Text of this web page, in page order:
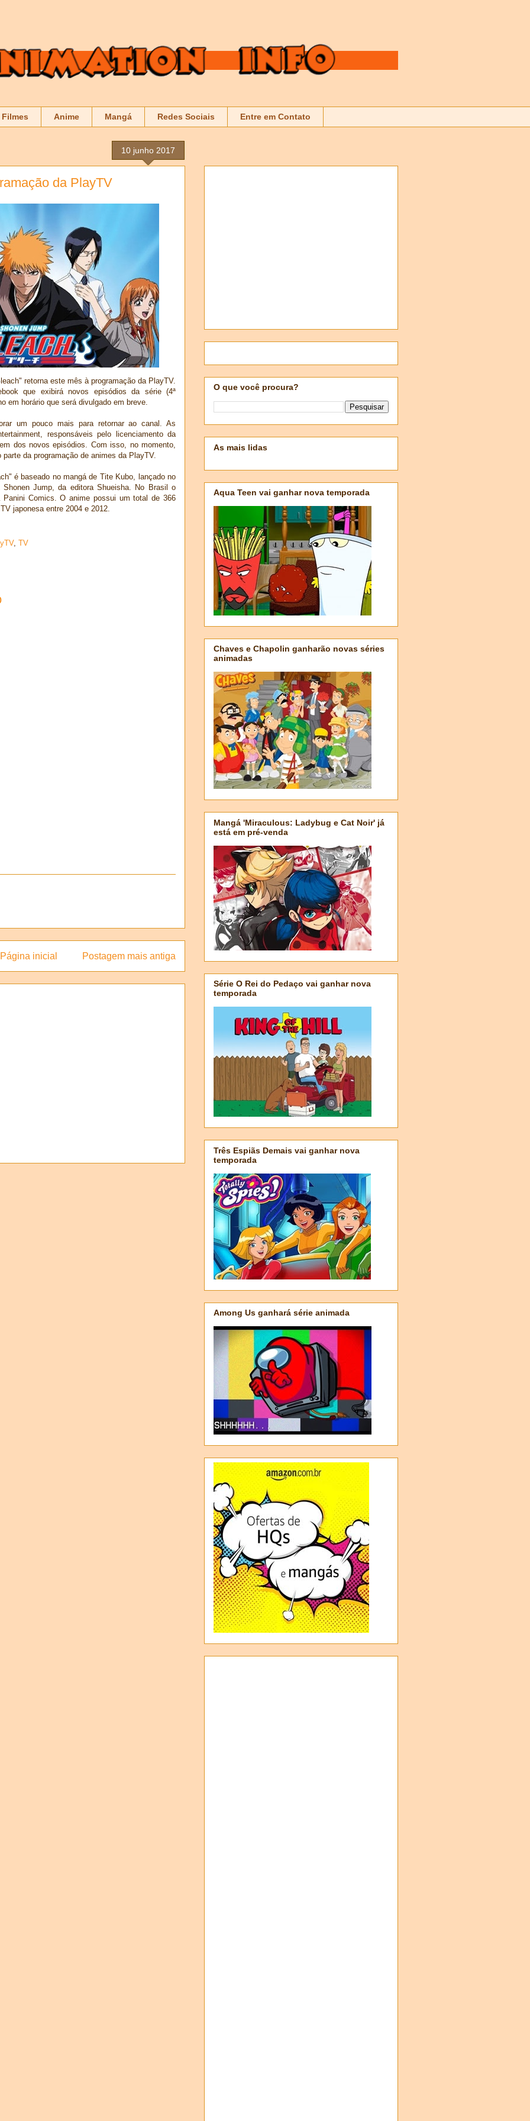
Filmes Anime Mangá Redes Sociais Entre em Contato
10 junho 2017
da PlayTV
retorna este mês à programação da PlayTV.
que exibirá novos episódios da série (4ª
em horário que será divulgado em breve.
um pouco mais para retornar ao canal. As
responsáveis pelo licenciamento da
dos novos episódios. Com isso, no momento,
da programação de animes da PlayTV.
é baseado no mangá de Tite Kubo, lançado no
Jump, da editora Shueisha. No Brasil o
Comics. O anime possui um total de 366
japonesa entre 2004 e 2012.
, TV
Postagem mais antiga
Página inicial
O que você procura?
As mais lidas
Aqua Teen vai ganhar nova temporada
Chaves e Chapolin ganharão novas séries
animadas
Mangá 'Miraculous: Ladybug e Cat Noir' já
está em pré-venda
Série O Rei do Pedaço vai ganhar nova
temporada
Três Espiãs Demais vai ganhar nova
temporada
Among Us ganhará série animada